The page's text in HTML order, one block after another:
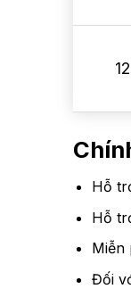
12
Hỗ
Hỗ
Miễn
Đối